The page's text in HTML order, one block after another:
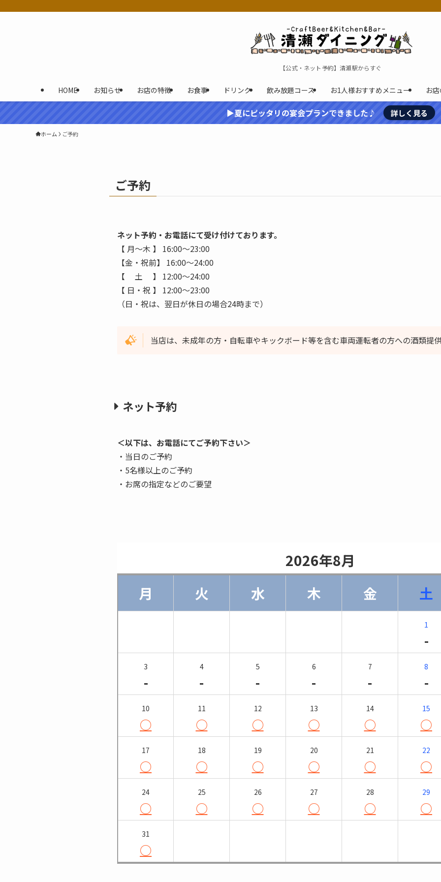
【公式・ネット予約】清瀬駅からすぐ
HOME お知らせ お店の特徴 お食事 ドリンク 飲み放題コース お1人様おすすめメニュー お
▶夏にピッタリの宴会プランできました♪ 詳しく見る
ホーム ご予約
ご予約
ネット予約・お電話にて受け付けております。
【 月〜木 】 16:00〜23:00
【金・祝前】 16:00〜24:00
【 土 】 12:00〜24:00
【 日・祝 】 12:00〜23:00
（日・祝は、翌日が休日の場合24時まで）
当店は、未成年の方・自転車やキックボード等を含む車両運転者の方への酒類提
ネット予約
＜以下は、お電話にてご予約下さい＞
・当日のご予約
・5名様以上のご予約
・お席の指定などのご要望
                    2026年8月
月
火 水 木 金 土
1
-
3
-
4
-
5
-
6
-
7
-
8
-
10
○
11
○
12
○
13
○
14
○
15
○
17
○
18
○
19
○
20
○
21
○
22
○
24
○
25
○
26
○
27
○
28
○
29
○
31
○